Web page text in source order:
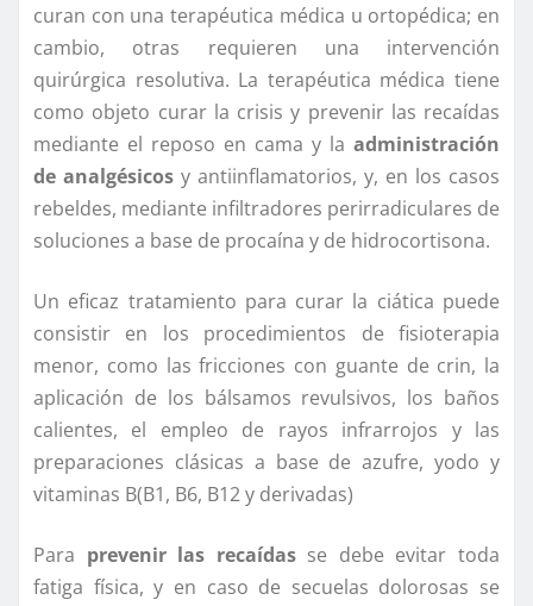
curan con una terapéutica médica u ortopédica; en
cambio, otras requieren una intervención
quirúrgica resolutiva. La terapéutica médica tiene
como objeto curar la crisis y prevenir las recaídas
mediante el reposo en cama y la administración
de analgésicos y antiinflamatorios, y, en los casos
rebeldes, mediante infiltradores perirradiculares de
soluciones a base de procaína y de hidrocortisona.
Un eficaz tratamiento para curar la ciática puede
consistir en los procedimientos de fisioterapia
menor, como las fricciones con guante de crin, la
aplicación de los bálsamos revulsivos, los baños
calientes, el empleo de rayos infrarrojos y las
preparaciones clásicas a base de azufre, yodo y
vitaminas B(B1, B6, B12 y derivadas)
Para prevenir las recaídasse debe evitar toda
fatiga física, y en caso de secuelas dolorosas se